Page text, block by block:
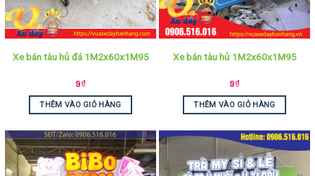
Xe bán tàu hủ đá 1M2x60x1M95
9₫
THÊM VÀO GIỎ HÀNG
Xe bán tàu hủ 1M2x60x1M95
9₫
THÊM VÀO GIỎ HÀNG